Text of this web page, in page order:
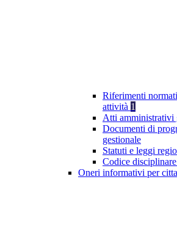
Riferimenti
attività 1
Atti amministrativi
Documenti di
gestionale
Statuti e leggi
Codice
Oneri informativi per